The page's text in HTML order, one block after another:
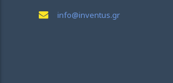
info@inventus.gr